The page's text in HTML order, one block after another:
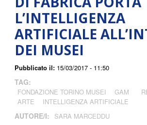
L’INTELLIGENZA
ARTIFICIALE
DEI MUSEI
Pubblicato il: 15/03/2017 - 11:50
TAG:
FONDAZIONE TORINO MUSEI GAM
ARTE
INTELLIGENZA ARTIFICIALE
AUTORE/I: SARA MARCEDDU